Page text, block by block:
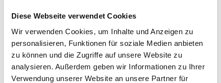
Diese Webseite verwendet Cookies
Wir verwenden Cookies, um Inhalte und Anzeigen zu
personalisieren, Funktionen für soziale Medien anbieten
zu können und die Zugriffe auf unsere Website zu
analysieren. Außerdem geben wir Informationen zu Ihrer
Verwendung unserer Website an unsere Partner für